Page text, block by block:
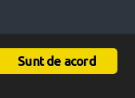
Sunt de acord